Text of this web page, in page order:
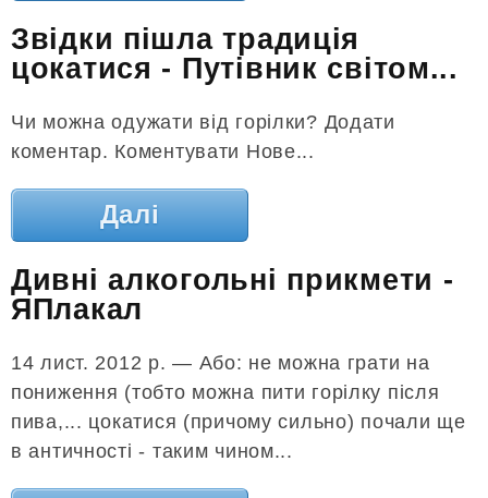
Звідки пішла традиція
цокатися - Путівник світом...
Чи можна одужати від горілки? Додати
коментар. Коментувати Нове...
Далі
Дивні алкогольні прикмети -
ЯПлакал
14 лист. 2012 р. — Або: не можна грати на
пониження (тобто можна пити горілку після
пива,... цокатися (причому сильно) почали ще
в античності - таким чином...